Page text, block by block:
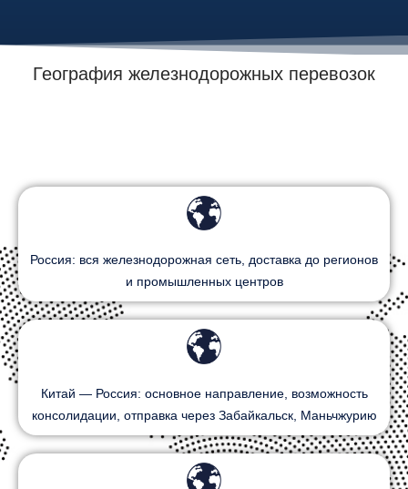
География железнодорожных перевозок
Россия: вся железнодорожная сеть, доставка до регионов
и промышленных центров
Китай — Россия: основное направление, возможность
консолидации, отправка через Забайкальск, Маньчжурию